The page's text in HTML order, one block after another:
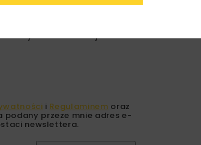
od nas
dedykowane akcje
i Regulaminem oraz
przeze mnie adres e-
newslettera.